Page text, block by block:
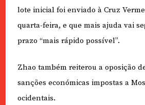
lote inicial foi enviado à Cruz
quarta-feira, e que mais ajuda vai
prazo “mais rápido possível”.
Zhao também reiterou a oposição
sanções económicas impostas a
ocidentais.